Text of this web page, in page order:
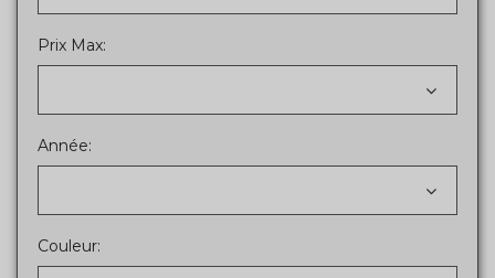
Prix Max:
Année:
Couleur: